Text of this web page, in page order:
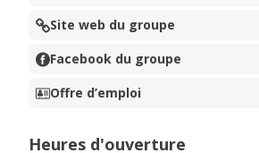
Site web du groupe
Facebook du groupe
Offre d’emploi
Heures d'ouverture